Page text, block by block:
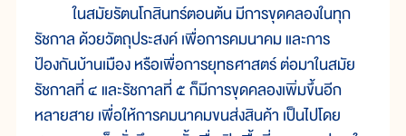
ในสมัยรัตนโกสินทร์ตอนต้น มีการขุดคลองในทุก
รัชกาล ด้วยวัตถุประสงค์ เพื่อการคมนาคม และการ
ป้องกันบ้านเมือง หรือเพื่อการยุทธศาสตร์ ต่อมาในสมัย
รัชกาลที่ ๔ และรัชกาลที่ ๕ ก็มีการขุดคลองเพิ่มขึ้นอีก
หลายสาย เพื่อให้การคมนาคมขนส่งสินค้า เป็นไปโดย